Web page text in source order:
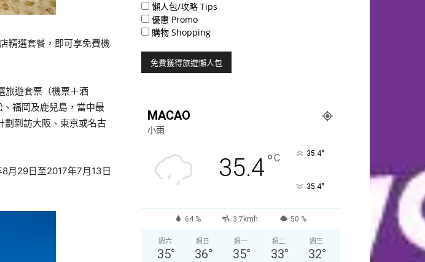
精選套餐，即可享免費機
旅遊套票（機票＋酒
福岡及鹿兒島，當中最
到訪大阪、東京或名古
月29日至2017年7月13日
懶人包/攻略 Tips
優惠 Promo
購物 Shopping
MACAO
小雨
35.4°C 35.4°
35.4°
64 % 3.7kmh 50 %
週六
35°
週日
36°
週一
35°
週二
33°
週三
32°